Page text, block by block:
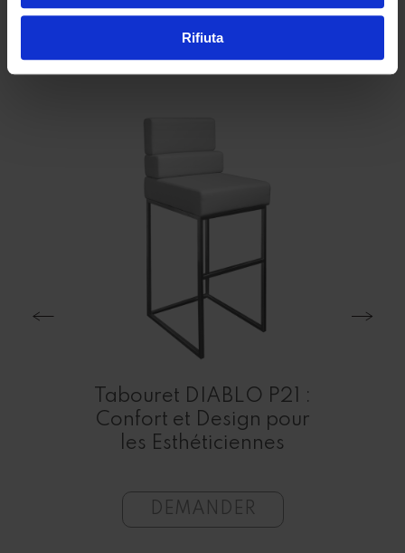
Rifiuta
Produits similaires
Tabouret DIABLO P21 :
Confort et Design pour
les Esthéticiennes
DEMANDER